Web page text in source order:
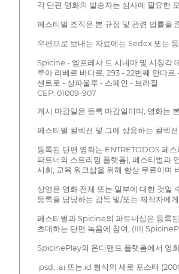
각 단편 영화의 발송자는 심사에 필요한
페스티벌 조직은 본 규정 및 관련 법률을
우편으로 보내는 자료에는 Sedex 또는
Spicine - 엠프레사 드 시네마 및 시청각
루아 리베로 바다로, 293 - 22번째 안다르
센트로 - 상파울루 - 스페인 - 브라질
CEP: 01009-907
게시 마감일은 등록 마감일이며, 영화는
페스티벌 컬렉션 및 그에 상응하는 컬렉
등록된 단편 영화는 ENTRETODOS 페
파트너의 스트리밍 플랫폼), 페스티벌과
시회, 교육 워크샵을 위해 항상 무료이며
상영은 영화 전체 또는 일부에 대한 것일
등록을 담당하는 감독 및/또는 제작자에
페스티벌과 Spicine의 파트너십은 등록
초대하는 단편 녹음에 참여, (III)
SpicinePlay의 온디맨드 플랫폼에서 영
.psd, .ai 또는.id 형식의 세로 포스터